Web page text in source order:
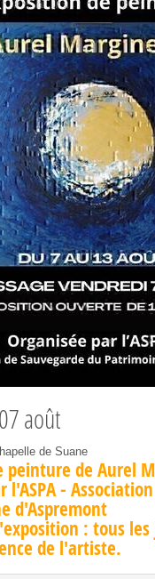
07 août
de Suane
peinture de Aurel
l'ASPA -
d'Aspremont
: tous
de l'artiste.